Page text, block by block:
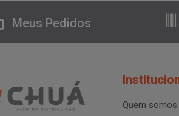
Meus Pedidos
Quem somos